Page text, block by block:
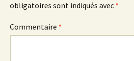
obligatoires sont indiqués avec *
Commentaire *